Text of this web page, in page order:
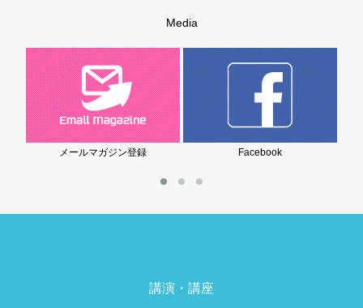
Media
メールマガジン登録
講演・講座